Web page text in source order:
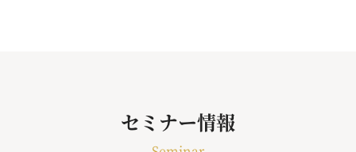
セミナー情報